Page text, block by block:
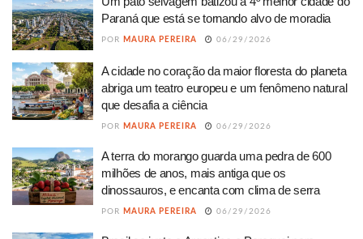
Paraná que está se tornando alvo de moradia
POR MAURA PEREIRA 06/29/2026
A cidade no coração da maior floresta do planeta
abriga um teatro europeu e um fenômeno natural
que desafia a ciência
POR MAURA PEREIRA 06/29/2026
A terra do morango guarda uma pedra de 600
milhões de anos, mais antiga que os
dinossauros, e encanta com clima de serra
POR MAURA PEREIRA 06/29/2026